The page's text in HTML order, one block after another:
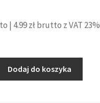
| 4.99złbrutto z VAT 23%
Dodaj do koszyka